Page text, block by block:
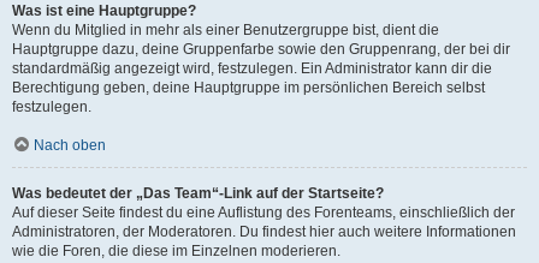
Was ist eine Hauptgruppe?
Wenn du Mitglied in mehr als einer Benutzergruppe bist, dient die
Hauptgruppe dazu, deine Gruppenfarbe sowie den Gruppenrang, der bei dir
standardmäßig angezeigt wird, festzulegen. Ein Administrator kann dir die
Berechtigung geben, deine Hauptgruppe im persönlichen Bereich selbst
festzulegen.
Nach oben
Was bedeutet der „Das Team“-Link auf der Startseite?
Auf dieser Seite findest du eine Auflistung des Forenteams, einschließlich der
Administratoren, der Moderatoren. Du findest hier auch weitere Informationen
wie die Foren, die diese im Einzelnen moderieren.